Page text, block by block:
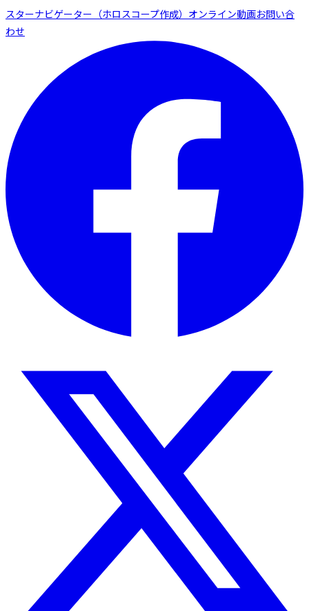
スターナビゲーター（ホロスコープ作成） オンライン動画お問い合
わせ